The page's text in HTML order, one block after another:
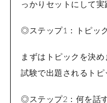
っかりセットにして実
◎ステップ1：トピッ
まずはトピックを決め
試験で出題されるトピ
◎ステップ2：何を話